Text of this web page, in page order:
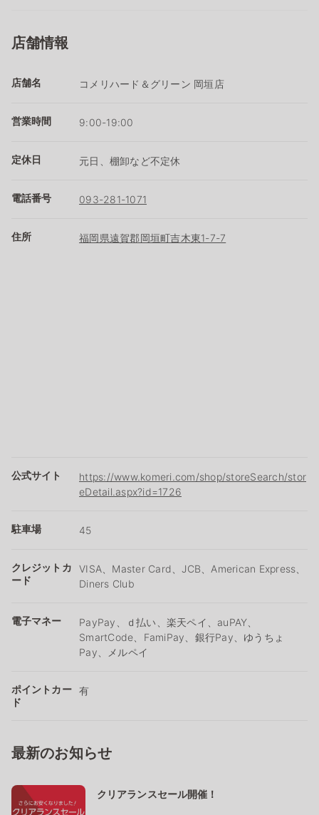
店舗情報
店舗名 コメリハード＆グリーン 岡垣店
営業時間 9:00-19:00
定休日 元日、棚卸など不定休
電話番号 093-281-1071
住所 福岡県遠賀郡岡垣町吉木東1-7-7
公式サイト
https://www.komeri.com/shop/storeSearch/stor
eDetail.aspx?id=1726
駐車場 45
クレジットカ
ード
VISA、Master Card、JCB、American Express、
Diners Club
電子マネー
PayPay、ｄ払い、楽天ペイ、auPAY、
SmartCode、FamiPay、銀行Pay、ゆうちょ
Pay、メルペイ
ポイントカー
ド
有
最新のお知らせ
クリアランスセール開催！